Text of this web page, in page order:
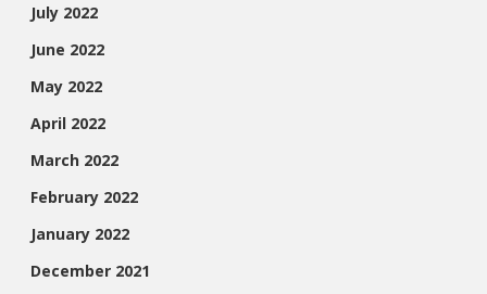
July 2022
June 2022
May 2022
April 2022
March 2022
February 2022
January 2022
December 2021